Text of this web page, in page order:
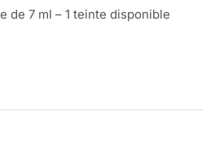
de 7 ml – 1 teinte disponible